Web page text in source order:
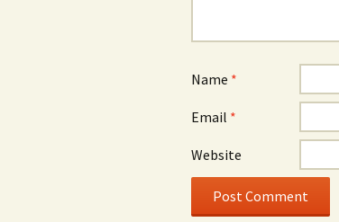
Name *
Email *
Website